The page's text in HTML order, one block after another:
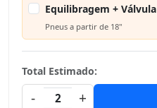
Equilibragem + Válvula
Pneus a partir de 18"
Total Estimado:
-
2 +